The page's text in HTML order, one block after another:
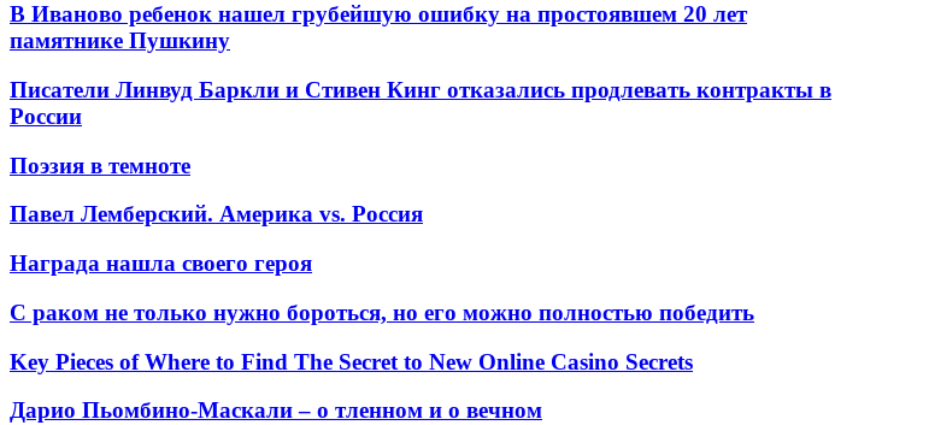
В Иваново ребенок нашел грубейшую ошибку на простоявшем 20 лет
памятнике Пушкину
Писатели Линвуд Баркли и Стивен Кинг отказались продлевать контракты в
России
Поэзия в темноте
Павел Лемберский. Америка vs. Россия
Награда нашла своего героя
С раком не только нужно бороться, но его можно полностью победить
Key Pieces of Where to Find The Secret to New Online Casino Secrets
Дарио Пьомбино-Маскали – о тленном и о вечном